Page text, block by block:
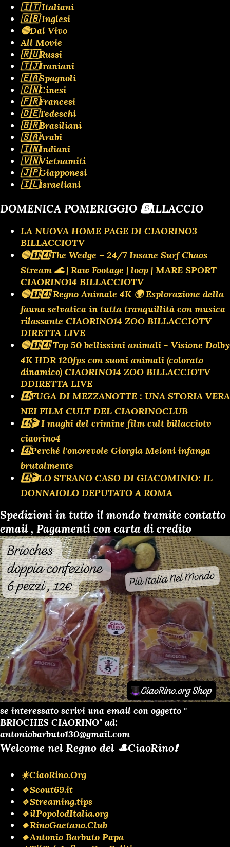
🇮🇹 Italiani
🇬🇧 Inglesi
🔴Dal Vivo
All Movie
🇷🇺Russi
🇹🇯Iraniani
🇪🇦Spagnoli
🇨🇳Cinesi
🇫🇷Francesi
🇩🇪Tedeschi
🇧🇷Brasiliani
🇸🇦Arabi
🇮🇳Indiani
🇻🇳Vietnamiti
🇯🇵Giapponesi
🇮🇱Israeliani
DOMENICA POMERIGGIO 🅱️ILLACCIO
LA NUOVA HOME PAGE DI CIAORINO3
BILLACCIOTV
🔴1️⃣4️⃣The Wedge – 24/7 Insane Surf Chaos
Stream 🌊 | Raw Footage | loop | MARE SPORT
CIAORINO14 BILLACCIOTV
🔴1️⃣4️⃣ Regno Animale 4K 🌍 Esplorazione della
fauna selvatica in tutta tranquillità con musica
rilassante CIAORINO14 ZOO BILLACCIOTV
DIRETTA LIVE
🔴1️⃣4️⃣ Top 50 bellissimi animali - Visione Dolby
4K HDR 120fps con suoni animali (colorato
dinamico) CIAORINO14 ZOO BILLACCIOTV
DDIRETTA LIVE
4️⃣FUGA DI MEZZANOTTE : UNA STORIA VERA
NEI FILM CULT DEL CIAORINOCLUB
4️⃣🎬 I maghi del crimine film cult billacciotv
ciaorino4
4️⃣Perché l'onorevole Giorgia Meloni infanga
brutalmente
4️⃣🎬LO STRANO CASO DI GIACOMINIO: IL
DONNAIOLO DEPUTATO A ROMA
Spedizioni in tutto il mondo tramite contatto
email , Pagamenti con carta di credito
se interessato scrivi una email con oggetto "
BRIOCHES CIAORINO" ad:
antoniobarbuto130@gmail.com
Welcome nel Regno del 🎩CiaoRino❗️
☀️CiaoRino.Org
🔹Scout69.it
🔹Streaming.tips
🔹ilPopolodItalia.org
🔹RinoGaetano.Club
🔹Antonio Barbuto Papa